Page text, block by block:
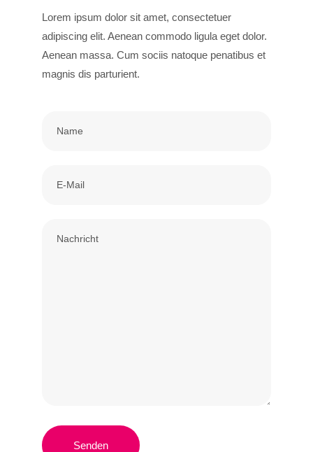
Lorem ipsum dolor sit amet, consectetuer
adipiscing elit. Aenean commodo ligula eget dolor.
Aenean massa. Cum sociis natoque penatibus et
magnis dis parturient.
Senden